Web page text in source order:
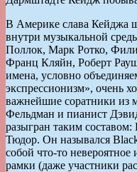
В Америке слава Кейджа
внутри музыкальной
Поллок, Марк Ротко,
Франц Кляйн, Роберт
имена, условно
экспрессионизм», очень
важнейшие соратники из
Фельдман и пианист
разыгран таким
Тюдор. Он назывался
собой что-то
рамки (даже участники